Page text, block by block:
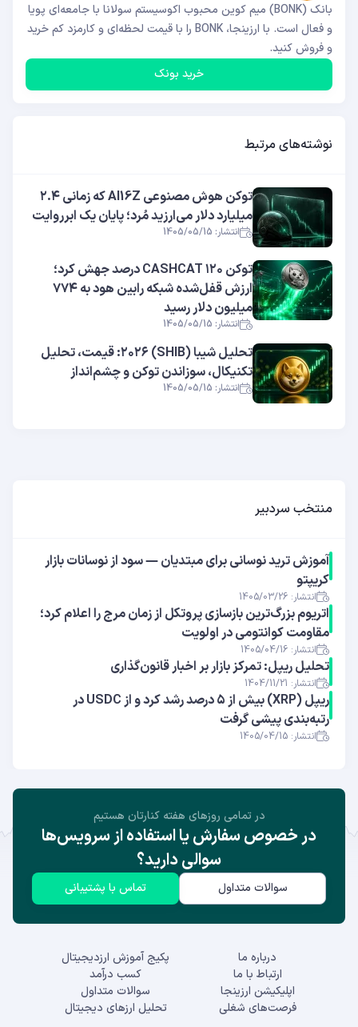
بانک (BONK) میم کوین محبوب اکوسیستم سولانا با جامعه‌ای پویا
و فعال است. با ارزینجا، BONK را با قیمت لحظه‌ای و کارمزد کم خرید
و فروش کنید.
خرید بونک
نوشته‌های مرتبط
توکن هوش مصنوعی AI16Z که زمانی ۲.۴
میلیارد دلار می‌ارزید مُرد؛ پایان یک ابرروایت
انتشار: 1405/05/15
توکن CASHCAT ۱۲۰ درصد جهش کرد؛
ارزش قفل‌شده شبکه رابین هود به ۷۷۴
میلیون دلار رسید
انتشار: 1405/05/15
تحلیل شیبا (SHIB) ۲۰۲۶: قیمت، تحلیل
تکنیکال، سوزاندن توکن و چشم‌انداز
انتشار: 1405/05/15
منتخب سردبیر
آموزش ترید نوسانی برای مبتدیان — سود از نوسانات بازار
کریپتو
انتشار: 1405/03/26
اتریوم بزرگ‌ترین بازسازی پروتکل از زمان مرج را اعلام کرد؛
مقاومت کوانتومی در اولویت
انتشار: 1405/04/16
تحلیل ریپل: تمرکز بازار بر اخبار قانون‌گذاری
انتشار: 1404/11/21
ریپل (XRP) بیش از ۵ درصد رشد کرد و از USDC در
رتبه‌بندی پیشی گرفت
انتشار: 1405/04/15
در تمامی روز‌های هفته کنارتان هستیم
در خصوص سفارش یا استفاده از سرویس‌ها
سوالی دارید؟
سوالات متداول تماس با پشتیبانی
درباره ما
ارتباط با ما
اپلیکیشن ارزینجا
فرصت‌های شغلی
پکیج آموزش ارزدیجیتال
کسب درآمد
سوالات متداول
تحلیل ارزهای دیجیتال